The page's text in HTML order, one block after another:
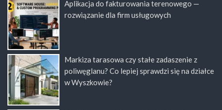
Aplikacja do fakturowania terenowego —
rozwiązanie dla firm usługowych
Markiza tarasowa czy stałe zadaszenie z
poliwęglanu? Co lepiej sprawdzi się na działce
w Wyszkowie?